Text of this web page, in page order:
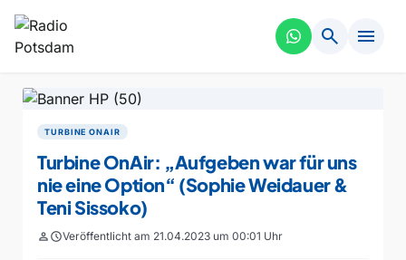
search menu
TURBINE ONAIR
Turbine OnAir: „Aufgeben war für uns
nie eine Option“ (Sophie Weidauer &
Teni Sissoko)
personscheduleVeröffentlicht am 21.04.2023 um 00:01 Uhr